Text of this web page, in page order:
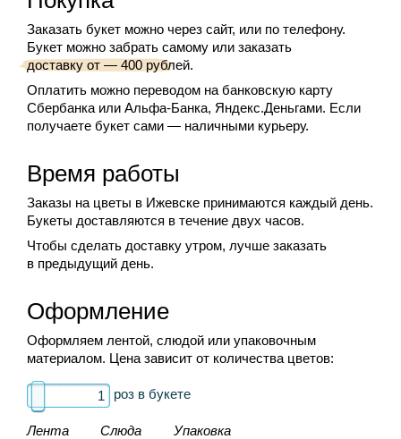
Заказать букет можно через сайт, или по телефону.
Букет можно забрать самому или заказать
доставку от — 400 рублей.
Оплатить можно переводом на банковскую карту
Сбербанка или Альфа-Банка, Яндекс.Деньгами. Если
получаете букет сами — наличными курьеру.
Время работы
Заказы на цветы в Ижевске принимаются каждый день.
Букеты доставляются в течение двух часов.
Чтобы сделать доставку утром, лучше заказать
в предыдущий день.
Оформление
Оформляем лентой, слюдой или упаковочным
материалом. Цена зависит от количества цветов:
роз в букете
Лента Слюда
Упаковка